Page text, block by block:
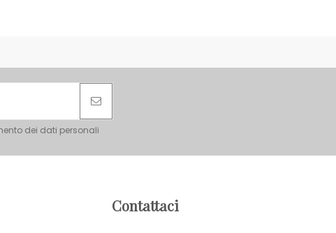
dei dati personali
Contattaci